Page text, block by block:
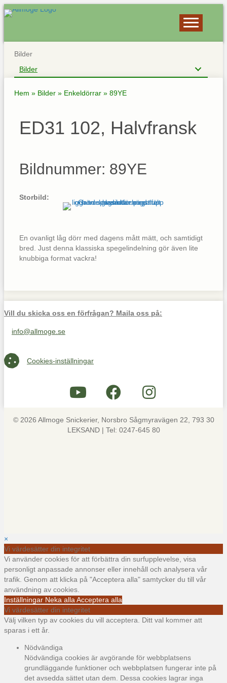
Bilder
Bilder
Hem » Bilder » Enkeldörrar » 89YE
ED31 102, Halvfransk
Bildnummer: 89YE
Storbild:
En ovanligt låg dörr med dagens mått mätt, och samtidigt
bred. Just denna klassiska spegelindelning gör även lite
knubbiga format vackra!
Vill du skicka oss en förfrågan? Maila oss på:
Maila oss på info@allmoge.se
info@allmoge.se
Cookies-inställningar
Cookies-inställningar
© 2026 Allmoge Snickerier, Norsbro Sågmyravägen 22, 793 30
LEKSAND | Tel: 0247-645 80
×
Vi värdesätter din integritet
Vi använder cookies för att förbättra din surfupplevelse, visa
personligt anpassade annonser eller innehåll och analysera vår
trafik. Genom att klicka på "Acceptera alla" samtycker du till vår
användning av cookies.
Inställningar Neka alla Acceptera alla
Vi värdesätter din integritet
Välj vilken typ av cookies du vill acceptera. Ditt val kommer att
sparas i ett år.
Nödvändiga
Nödvändiga cookies är avgörande för webbplatsens
grundläggande funktioner och webbplatsen fungerar inte på
det avsedda sättet utan dem. Dessa cookies lagrar inga